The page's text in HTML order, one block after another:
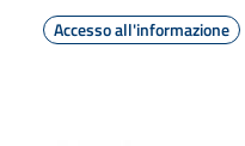
Accesso all'informazione